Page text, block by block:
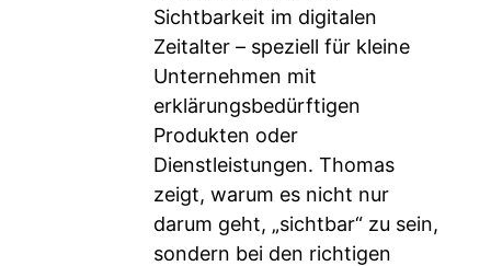
Sichtbarkeit im digitalen
Zeitalter – speziell für kleine
Unternehmen mit
erklärungsbedürftigen
Produkten oder
Dienstleistungen. Thomas
zeigt, warum es nicht nur
darum geht, „sichtbar“ zu sein,
sondern bei den richtigen